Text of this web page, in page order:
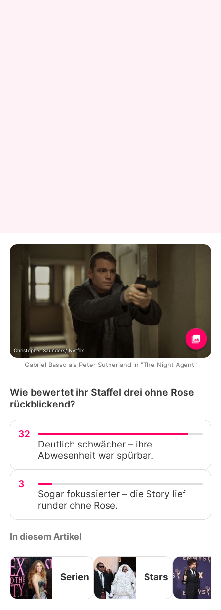
Christopher Saunders/ Netflix
Gabriel Basso als Peter Sutherland in "The Night Agent"
Wie bewertet ihr Staffel drei ohne Rose
rückblickend?
32
Deutlich schwächer – ihre
Abwesenheit war spürbar.
3
Sogar fokussierter – die Story lief
runder ohne Rose.
In diesem Artikel
Serien Stars